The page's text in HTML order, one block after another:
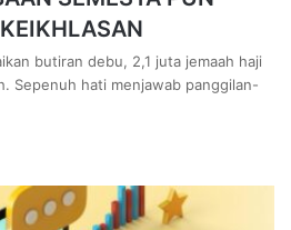
butiran debu, 2,1 juta jemaah haji
Sepenuh hati menjawab panggilan-